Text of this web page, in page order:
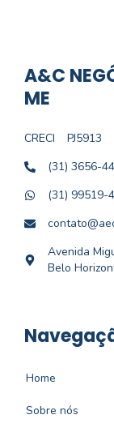
A&C
ME
CRECI
PJ5913
(31) 3656-
(31) 99519-
Avenida
Belo
Home
Sobre nós